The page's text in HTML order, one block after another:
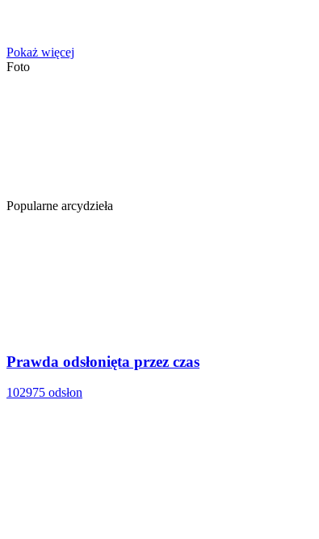
Pokaż więcej
Foto
Popularne arcydzieła
Prawda odsłonięta przez czas
102975 odsłon